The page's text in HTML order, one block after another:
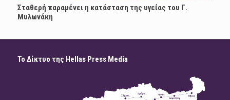
Σταθερή παραμένει η κατάσταση της υγείας του Γ.
Μυλωνάκη
Το Δίκτυο της Hellas Press Media